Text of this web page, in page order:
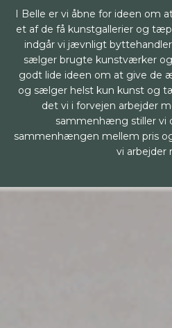
I Belle er vi åbne for ideen om
et af de få kunstgallerier og
indgår vi jævnligt
sælger brugte kunstværker
godt lide ideen om at give de
og sælger helst kun kunst og
det vi i forvejen arbejder
sammenhæng stiller vi
sammenhængen mellem pris
vi arbejder